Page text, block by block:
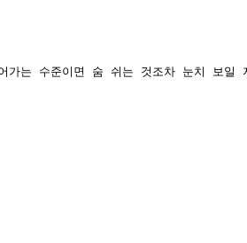
가는 수준이면 숨 쉬는 것조차 눈치 보일